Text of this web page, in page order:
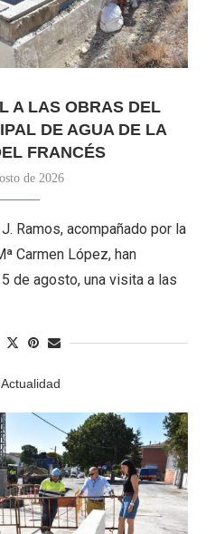
A LAS OBRAS DEL
DE AGUA DE LA
FRANCÉS
de 2026
Ramos, acompañado por la
Carmen López, han
de agosto, una visita a las
Actualidad